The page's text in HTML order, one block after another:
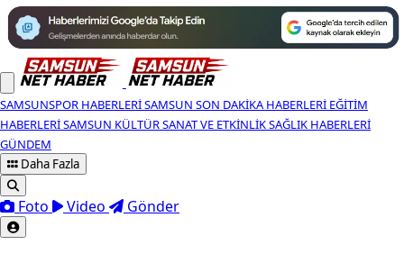
SAMSUNSPOR HABERLERISAMSUN SON DAKIKA HABERLERI EĞITIM
HABERLERISAMSUN KÜLTÜR SANAT VE ETKINLIKSAĞLIK HABERLERI
GÜNDEM
Daha Fazla
Foto Video Gönder